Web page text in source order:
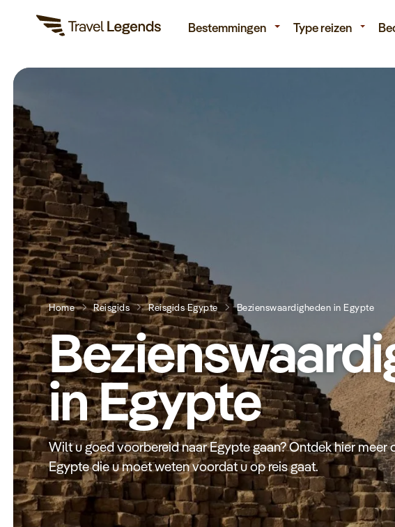
Bestemmingen Type reizen
Home Reisgids Reisgids Egypte Bezienswaardigheden in Egypte
in Egypte
Wilt u goed voorbereid naar Egypte gaan? Ontdek hier
Egypte die u moet weten voordat u op reis gaat.